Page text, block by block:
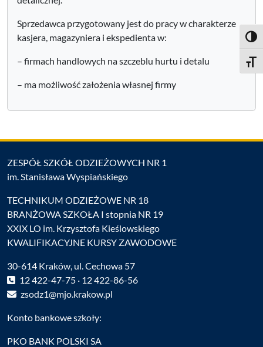
Sprzedawca przygotowany jest do pracy w charakterze
kasjera, magazyniera i ekspedienta w:
– firmach handlowych na szczeblu hurtu i detalu
– ma możliwość założenia własnej firmy
ZESPÓŁ SZKÓŁ ODZIEŻOWYCH NR 1
im. Stanisława Wyspiańskiego
TECHNIKUM ODZIEŻOWE NR 18
BRANŻOWA SZKOŁA I stopnia NR 19
XXIX LO im. Krzysztofa Kieślowskiego
KWALIFIKACYJNE KURSY ZAWODOWE
30-614 Kraków, ul. Cechowa 57
12 422-47-75 · 12 422-86-56
zsodz1@mjo.krakow.pl
Konto bankowe szkoły:
PKO BANK POLSKI SA